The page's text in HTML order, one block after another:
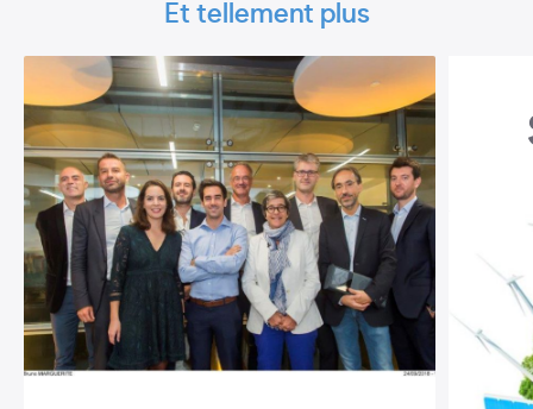
Et tellement plus